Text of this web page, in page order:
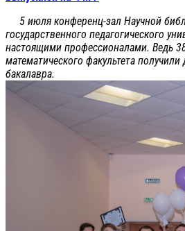
5 июля конференц-зал Научной
государственного педагогического
настоящими профессионалами. Ведь
математического факультета
бакалавра.